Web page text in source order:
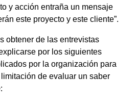
y acción entraña un mensaje
este proyecto y este cliente”.
obtener de las entrevistas
por los siguientes
por la organización para
de evaluar un saber